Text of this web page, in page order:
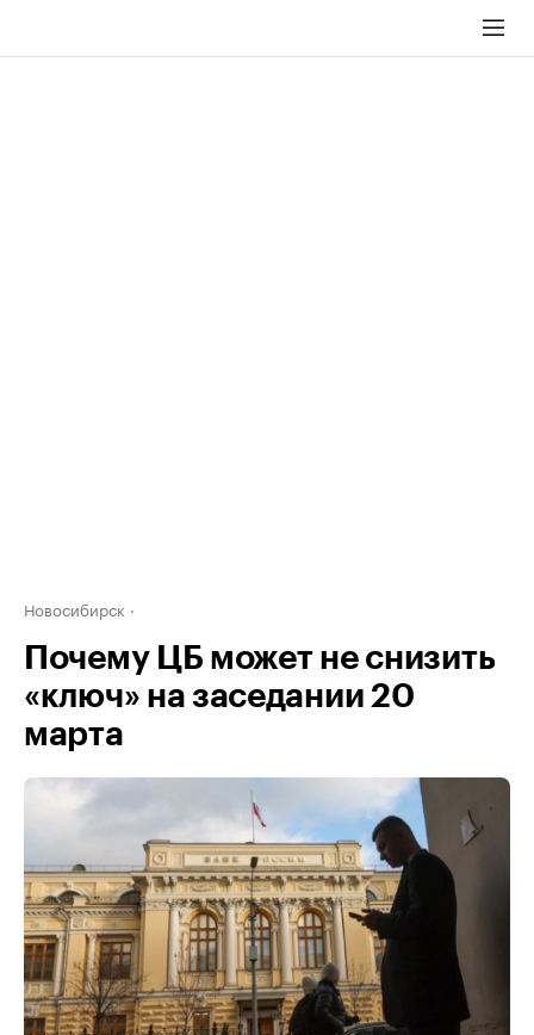
Новосибирск
Почему ЦБ может не снизить
«ключ» на заседании 20
марта